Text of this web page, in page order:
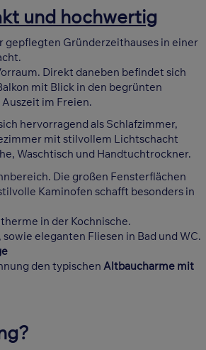
und hochwertig
gepflegten Gründerzeithauses in einer
Direkt daneben befindet sich
mit Blick in den begrünten
im Freien.
hervorragend als Schlafzimmer,
mit stilvollem Lichtschacht
Waschtisch und Handtuchtrockner.
Die großen Fensterflächen
Kaminofen schafft besonders in
in der Kochnische.
eleganten Fliesen in Bad und WC.
den typischen Altbaucharme mit